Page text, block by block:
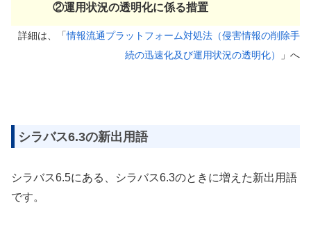
②運用状況の透明化に係る措置
詳細は、「情報流通プラットフォーム対処法（侵害情報の削除手
続の迅速化及び運用状況の透明化）
」へ
シラバス6.3の新出用語
シラバス6.5にある、シラバス6.3のときに増えた新出用語
です。